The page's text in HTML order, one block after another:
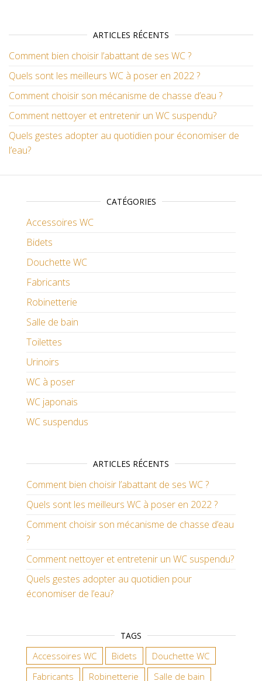
ARTICLES RÉCENTS
Comment bien choisir l’abattant de ses WC ?
Quels sont les meilleurs WC à poser en 2022 ?
Comment choisir son mécanisme de chasse d’eau ?
Comment nettoyer et entretenir un WC suspendu?
Quels gestes adopter au quotidien pour économiser de
l’eau?
CATÉGORIES
Accessoires WC
Bidets
Douchette WC
Fabricants
Robinetterie
Salle de bain
Toilettes
Urinoirs
WC à poser
WC japonais
WC suspendus
ARTICLES RÉCENTS
Comment bien choisir l’abattant de ses WC ?
Quels sont les meilleurs WC à poser en 2022 ?
Comment choisir son mécanisme de chasse d’eau
?
Comment nettoyer et entretenir un WC suspendu?
Quels gestes adopter au quotidien pour
économiser de l’eau?
TAGS
Accessoires WC Bidets
Douchette WC
Fabricants
Robinetterie Salle de bain